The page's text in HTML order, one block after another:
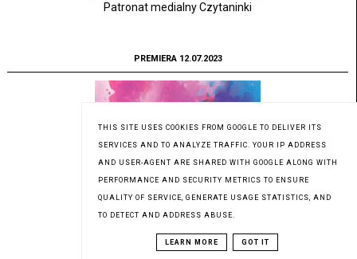
Patronat medialny Czytaninki
PREMIERA 12.07.2023
THIS SITE USES COOKIES FROM GOOGLE TO DELIVER ITS
SERVICES AND TO ANALYZE TRAFFIC. YOUR IP ADDRESS
AND USER-AGENT ARE SHARED WITH GOOGLE ALONG WITH
PERFORMANCE AND SECURITY METRICS TO ENSURE
QUALITY OF SERVICE, GENERATE USAGE STATISTICS, AND
TO DETECT AND ADDRESS ABUSE.
LEARN MORE GOT IT